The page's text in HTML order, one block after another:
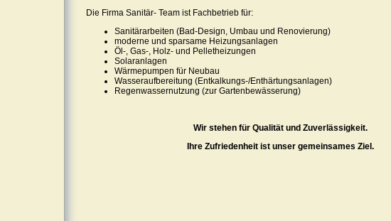
Die Firma Sanitär- Team ist Fachbetrieb für:
Sanitärarbeiten (Bad-Design, Umbau und Renovierung)
moderne und sparsame Heizungsanlagen
Öl-, Gas-, Holz- und Pelletheizungen
Solaranlagen
Wärmepumpen für Neubau
Wasseraufbereitung (Entkalkungs-/Enthärtungsanlagen)
Regenwassernutzung (zur Gartenbewässerung)
Wir stehen für Qualität und Zuverlässigkeit.
Ihre Zufriedenheit ist unser gemeinsames Ziel.